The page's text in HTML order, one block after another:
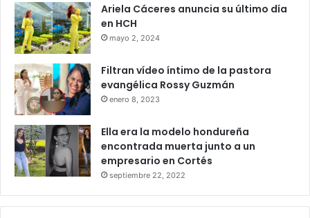
Ariela Cáceres anuncia su último día
en HCH
mayo 2, 2024
Filtran vídeo íntimo de la pastora
evangélica Rossy Guzmán
enero 8, 2023
Ella era la modelo hondureña
encontrada muerta junto a un
empresario en Cortés
septiembre 22, 2022